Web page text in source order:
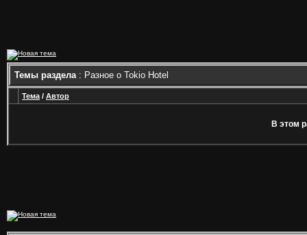
Темы раздела: Разное о Tokio Hotel
Тема / Автор
В этом